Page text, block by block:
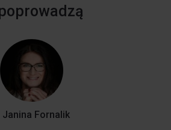
Janina Fornalik